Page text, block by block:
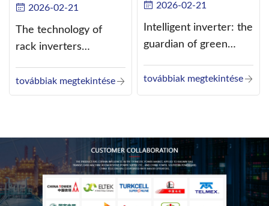
2026-02-21
The technology of
rack inverters
such as the use of
three-CPU control
továbbiak megtekintése
2026-02-21
Intelligent inverter: the
guardian of green
továbbiak megtekintése